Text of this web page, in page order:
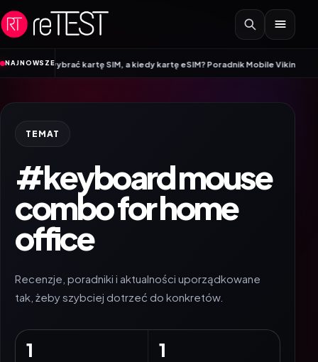
Przejdź do treści
NAJNOWSZE
wybrać kartę SIM, a kiedy kartę eSIM? Poradnik Mobile Vikings•Wracamy
TEMAT
#keyboard mouse
combo for home
office
Recenzje, poradniki i aktualności uporządkowane
tak, żeby szybciej dotrzeć do konkretów.
1 1